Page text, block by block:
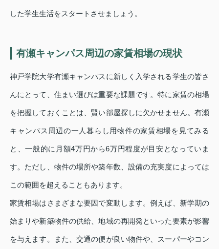
した学生生活をスタートさせましょう。
有瀬キャンパス周辺の家賃相場の現状
神戸学院大学有瀬キャンパスに新しく入学される学生の皆さ
んにとって、住まい選びは重要な課題です。特に家賃の相場
を把握しておくことは、賢い部屋探しに欠かせません。有瀬
キャンパス周辺の一人暮らし用物件の家賃相場を見てみる
と、一般的に月額4万円から6万円程度が目安となっていま
す。ただし、物件の場所や築年数、設備の充実度によっては
この範囲を超えることもあります。
家賃相場はさまざまな要因で変動します。例えば、新学期の
始まりや新築物件の供給、地域の再開発といった要素が影響
を与えます。また、交通の便が良い物件や、スーパーやコン